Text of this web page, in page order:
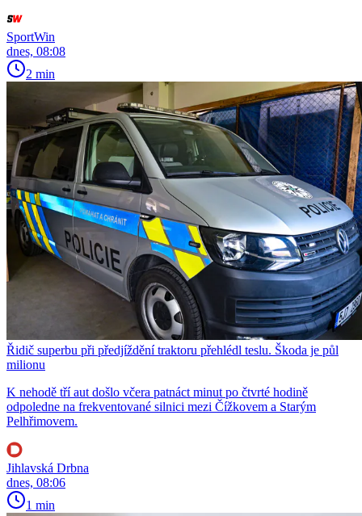
SportWin
dnes, 08:08
2 min
Řidič superbu při předjíždění traktoru přehlédl teslu. Škoda je půl
milionu
K nehodě tří aut došlo včera patnáct minut po čtvrté hodině
odpoledne na frekventované silnici mezi Čížkovem a Starým
Pelhřimovem.
Jihlavská Drbna
dnes, 08:06
1 min